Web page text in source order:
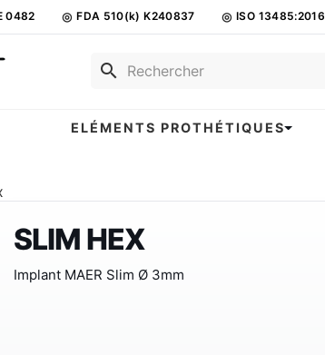
0482 ◎ FDA 510(k) K240837 ◎ ISO 13485:2016
search
ELÉMENTS PROTHÉTIQUES
SLIM HEX
Implant MAER Slim Ø 3mm